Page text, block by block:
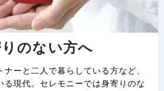
のない方へ
ーと二人で暮らしている方など、
る現代。セレモニーでは身寄りのな